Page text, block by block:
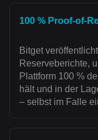
100 % Proof-of-
Bitget
Reserveberichte,
Plattform 100 %
hält und in der
– selbst im Falle